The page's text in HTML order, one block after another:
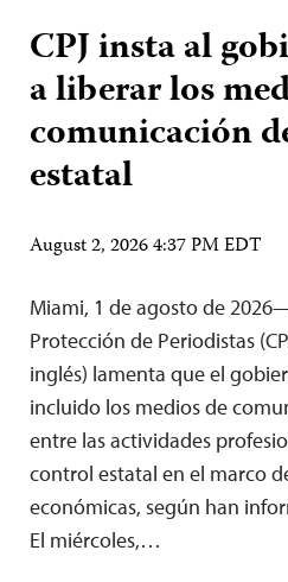
CPJ insta al
a liberar los
comunicación
estatal
August 2, 2026 4:37 PM EDT
Miami, 1 de agosto de
Protección de Periodistas
inglés) lamenta que el
incluido los medios de
entre las actividades
control estatal en el marco
económicas, según han
El miércoles,…